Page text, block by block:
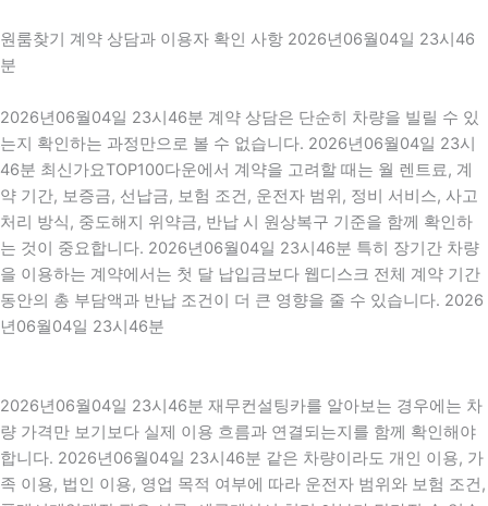
원룸찾기 계약 상담과 이용자 확인 사항 2026년06월04일 23시46
분
2026년06월04일 23시46분 계약 상담은 단순히 차량을 빌릴 수 있
는지 확인하는 과정만으로 볼 수 없습니다. 2026년06월04일 23시
46분 최신가요TOP100다운에서 계약을 고려할 때는 월 렌트료, 계
약 기간, 보증금, 선납금, 보험 조건, 운전자 범위, 정비 서비스, 사고
처리 방식, 중도해지 위약금, 반납 시 원상복구 기준을 함께 확인하
는 것이 중요합니다. 2026년06월04일 23시46분 특히 장기간 차량
을 이용하는 계약에서는 첫 달 납입금보다 웹디스크 전체 계약 기간
동안의 총 부담액과 반납 조건이 더 큰 영향을 줄 수 있습니다. 2026
년06월04일 23시46분
2026년06월04일 23시46분 재무컨설팅카를 알아보는 경우에는 차
량 가격만 보기보다 실제 이용 흐름과 연결되는지를 함께 확인해야
합니다. 2026년06월04일 23시46분 같은 차량이라도 개인 이용, 가
족 이용, 법인 이용, 영업 목적 여부에 따라 운전자 범위와 보험 조건,